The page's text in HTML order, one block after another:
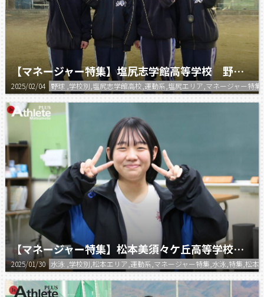
【マネージャー特集】塩尻志学館高等学校 野球部マネージャー
2025/02/04 野球 ,学校別,塩尻志学館高校,運動系,塩尻エリア,マネージャー特
【マネージャー特集】松本美須々ケ丘高等学校 水泳部マネージャー
2025/01/30 水泳 ,学校別,松本エリア,運動系,マネージャー特集,水泳,特集,松本